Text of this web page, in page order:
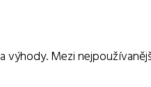
výhody. Mezi